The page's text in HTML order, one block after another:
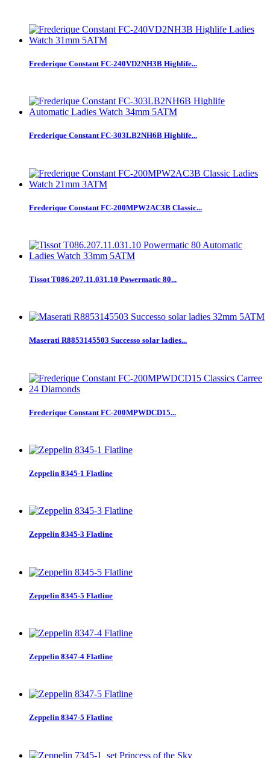
Frederique Constant FC-240VD2NH3B Highlife...
Frederique Constant FC-303LB2NH6B Highlife...
Frederique Constant FC-200MPW2AC3B Classic...
Tissot T086.207.11.031.10 Powermatic 80...
Maserati R8853145503 Successo solar ladies...
Frederique Constant FC-200MPWDCD15...
Zeppelin 8345-1 Flatline
Zeppelin 8345-3 Flatline
Zeppelin 8345-5 Flatline
Zeppelin 8347-4 Flatline
Zeppelin 8347-5 Flatline